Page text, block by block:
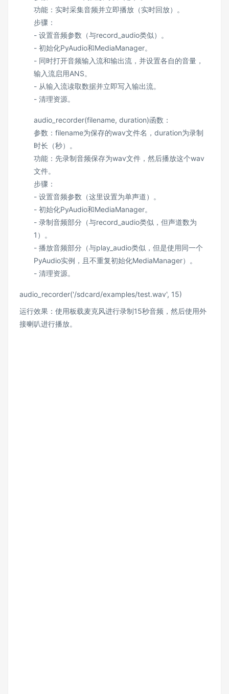
功能：实时采集音频并立即播放（实时回放）。
步骤：
- 设置音频参数（与record_audio类似）。
- 初始化PyAudio和MediaManager。
- 同时打开音频输入流和输出流，并设置各自的音量，
输入流启用ANS。
- 从输入流读取数据并立即写入输出流。
- 清理资源。
audio_recorder(filename, duration)函数：
参数：filename为保存的wav文件名，duration为录制
时长（秒）。
功能：先录制音频保存为wav文件，然后播放这个wav
文件。
步骤：
- 设置音频参数（这里设置为单声道）。
- 初始化PyAudio和MediaManager。
- 录制音频部分（与record_audio类似，但声道数为
1）。
- 播放音频部分（与play_audio类似，但是使用同一个
PyAudio实例，且不重复初始化MediaManager）。
- 清理资源。
audio_recorder('/sdcard/examples/test.wav', 15)
运行效果：使用板载麦克风进行录制15秒音频，然后使用外
接喇叭进行播放。